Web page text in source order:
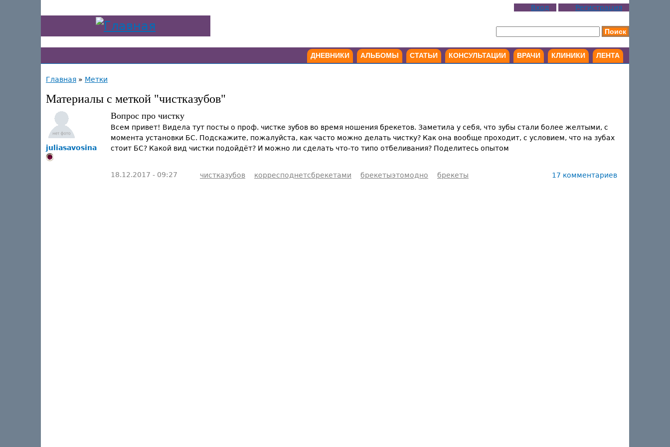
Вход Регистрация
ДНЕВНИКИ АЛЬБОМЫ СТАТЬИ КОНСУЛЬТАЦИИ ВРАЧИ КЛИНИКИ ЛЕНТА
Главная » Метки
Материалы с меткой "чистказубов"
juliasavosina
Вопрос про чистку
Всем привет! Видела тут посты о проф. чистке зубов во время ношения брекетов. Заметила у себя, что зубы стали более желтыми, с
момента установки БС. Подскажите, пожалуйста, как часто можно делать чистку? Как она вообще проходит, с условием, что на зубах
стоит БС? Какой вид чистки подойдёт? И можно ли сделать что-то типо отбеливания? Поделитесь опытом
18.12.2017 - 09:27 чистказубов корресподнетсбрекетами брекетыэтомодно брекеты 17 комментариев